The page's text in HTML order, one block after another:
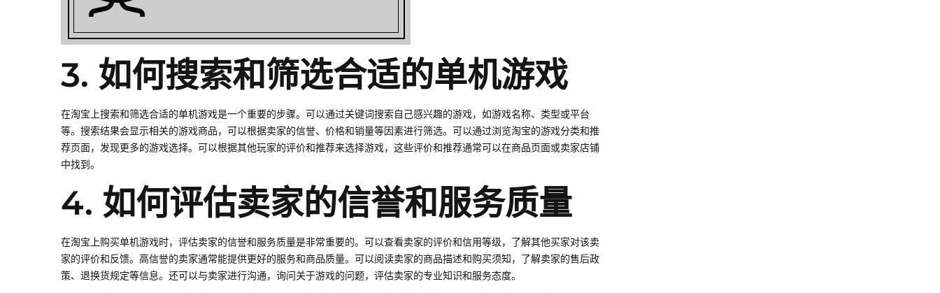
3. 如何搜索和筛选合适的单机游戏
在淘宝上搜索和筛选合适的单机游戏是一个重要的步骤。可以通过关键词搜索自己感兴趣的游戏，如游戏名称、类型或平台
等。搜索结果会显示相关的游戏商品，可以根据卖家的信誉、价格和销量等因素进行筛选。可以通过浏览淘宝的游戏分类和推
荐页面，发现更多的游戏选择。可以根据其他玩家的评价和推荐来选择游戏，这些评价和推荐通常可以在商品页面或卖家店铺
中找到。
4. 如何评估卖家的信誉和服务质量
在淘宝上购买单机游戏时，评估卖家的信誉和服务质量是非常重要的。可以查看卖家的评价和信用等级，了解其他买家对该卖
家的评价和反馈。高信誉的卖家通常能提供更好的服务和商品质量。可以阅读卖家的商品描述和购买须知，了解卖家的售后政
策、退换货规定等信息。还可以与卖家进行沟通，询问关于游戏的问题，评估卖家的专业知识和服务态度。